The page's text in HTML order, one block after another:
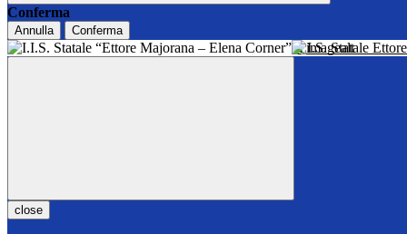
Conferma
Annulla Conferma
I.I.S. Statale
close